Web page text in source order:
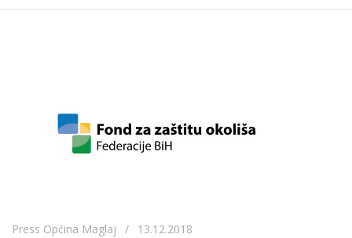
Press Općina Maglaj / 13.12.2018